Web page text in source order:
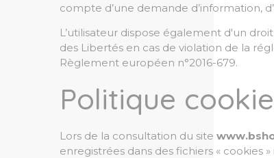
compte d’une demande d’information,
L’utilisateur dispose également d'un
des Libertés en cas de violation de la
Règlement européen n°2016-679.
Politique
Lors de la consultation du site
enregistrées dans des fichiers «